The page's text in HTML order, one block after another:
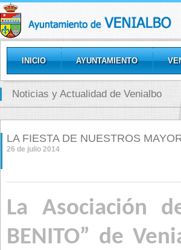
INICIO AYUNTAMIENTO
GALERÍAS
Noticias y Actualidad de Venialbo
LA FIESTA DE NUESTROS
26 de julio 2014
La Asociación
BENITO” de